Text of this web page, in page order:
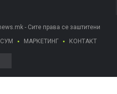
- Сите права се заштитени
МАРКЕТИНГ КОНТАКТ